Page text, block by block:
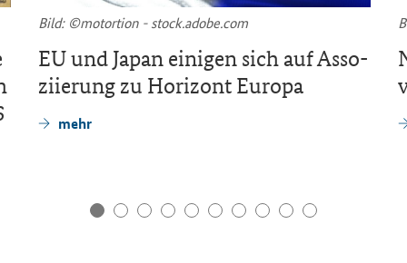
Bild: ©mo­tor­ti­on - stock.adobe.com
EU und Japan ei­ni­gen sich auf As­so­
zi­ie­rung zu Ho­ri­zont Eu­ro­pa
mehr